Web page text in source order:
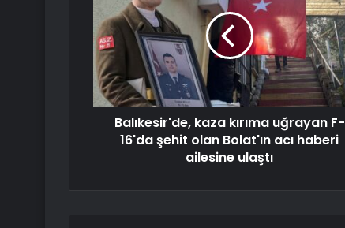
Balıkesir'de, kaza kırıma uğrayan F-
16'da şehit olan Bolat'ın acı haberi
ailesine ulaştı